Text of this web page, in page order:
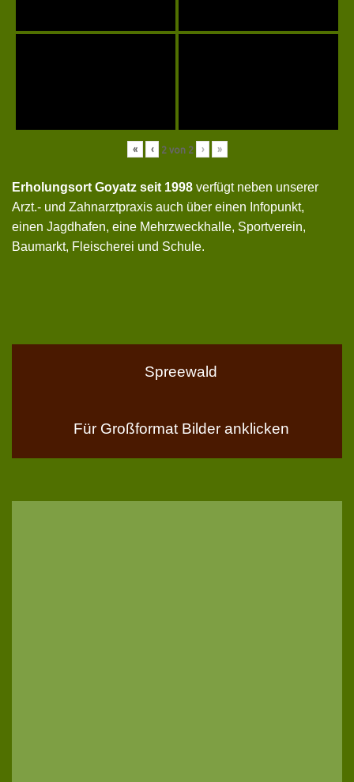
« ‹ 2von 2 › »
Erholungsort Goyatz seit 1998 verfügt neben unserer
Arzt.- und Zahnarztpraxis auch über einen Infopunkt,
einen Jagdhafen, eine Mehrzweckhalle, Sportverein,
Baumarkt, Fleischerei und Schule.
Spreewald
Für Großformat Bilder anklicken